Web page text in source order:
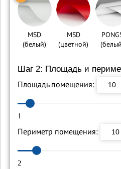
MSD
(белый)
MSD
(цветной)
Шаг 2: Площадь и
Площадь помещения:
1
Периметр помещения:
2